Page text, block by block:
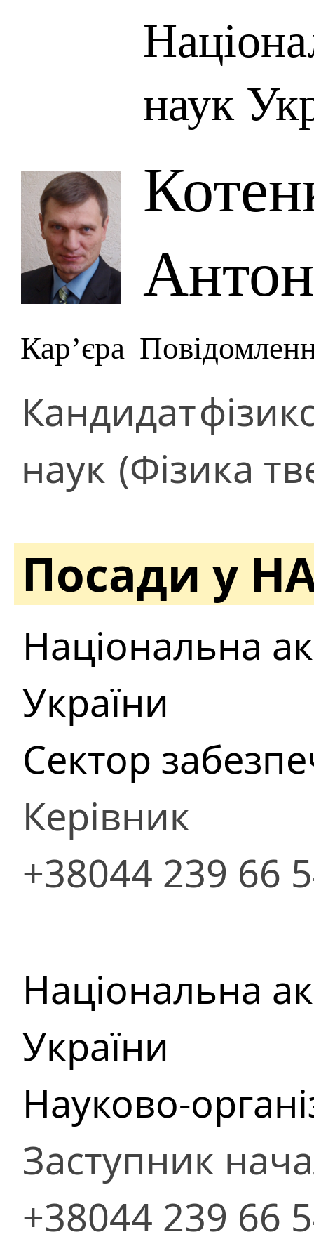
наук
Кар’єра
Кандидат
наук (Фізика
Посади у
Національна
України
Сектор
Керівник
+38044 239 66
Національна
України
Науково-
Заступник
+38044 239 66